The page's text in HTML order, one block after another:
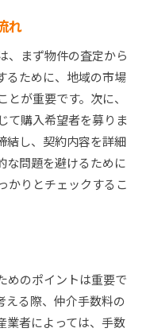
制
握して安心売却
ップ
の流れ
のプロセス
方法
ュニケーション
ト
削減
れ
、まず物件の査定から
るために、地域の市場
が重要です。次に、
て購入希望者を募りま
結し、契約内容を詳細
な問題を避けるために
かりとチェックするこ
めのポイントは重要で
える際、仲介手数料の
業者によっては、手数